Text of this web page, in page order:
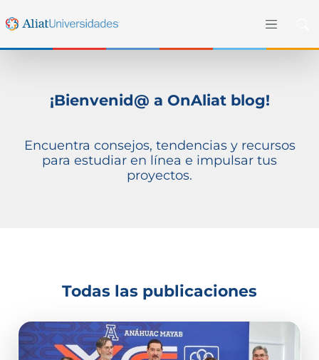
¡Bienvenid@ a OnAliat blog!
Encuentra consejos, tendencias y recursos
para estudiar en línea e impulsar tus
proyectos.
Todas las publicaciones